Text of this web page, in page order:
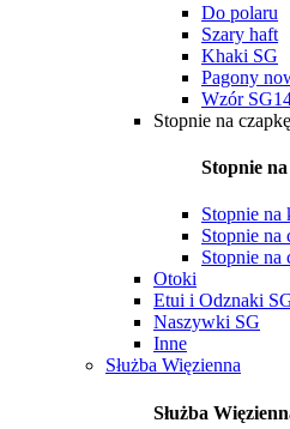
Do polaru
Szary haft
Khaki SG
Pagony
Wzór
Stopnie na czapkę
Stopnie
Stopnie na
Stopnie na
Stopnie na
Otoki
Etui i Odznaki
Naszywki SG
Inne
Służba Więzienna
Służba